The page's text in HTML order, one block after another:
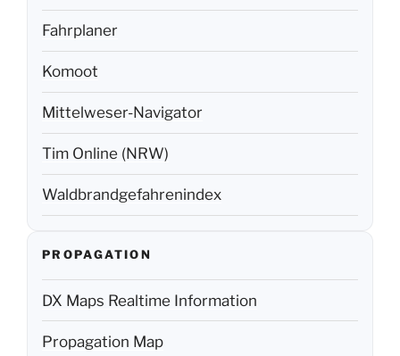
Fahrplaner
Komoot
Mittelweser-Navigator
Tim Online (NRW)
Waldbrandgefahrenindex
PROPAGATION
DX Maps Realtime Information
Propagation Map